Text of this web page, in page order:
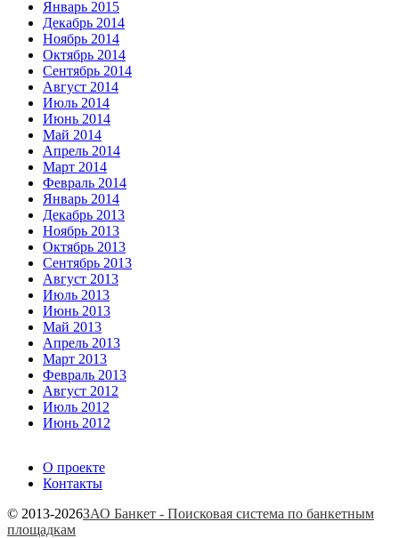
Январь 2015
Декабрь 2014
Ноябрь 2014
Октябрь 2014
Сентябрь 2014
Август 2014
Июль 2014
Июнь 2014
Май 2014
Апрель 2014
Март 2014
Февраль 2014
Январь 2014
Декабрь 2013
Ноябрь 2013
Октябрь 2013
Сентябрь 2013
Август 2013
Июль 2013
Июнь 2013
Май 2013
Апрель 2013
Март 2013
Февраль 2013
Август 2012
Июль 2012
Июнь 2012
О проекте
Контакты
© 2013-2026ЗАО Банкет - Поисковая система по банкетным
площадкам